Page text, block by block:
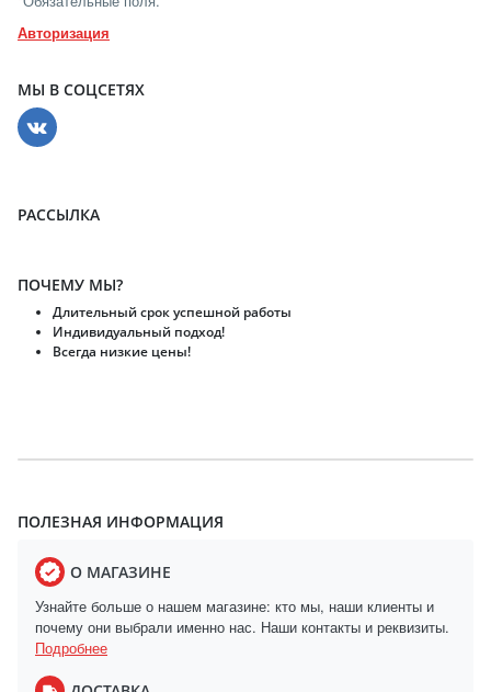
Авторизация
МЫ В СОЦСЕТЯХ
РАССЫЛКА
ПОЧЕМУ МЫ?
Длительный срок успешной работы
Индивидуальный подход!
Всегда низкие цены!
ПОЛЕЗНАЯ ИНФОРМАЦИЯ
О МАГАЗИНЕ
Узнайте больше о нашем магазине: кто мы, наши клиенты и
почему они выбрали именно нас. Наши контакты и реквизиты.
Подробнее